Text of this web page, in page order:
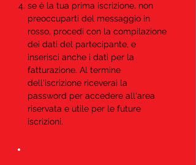
se è la tua prima iscrizione, non
preoccuparti del messaggio in
rosso, procedi con la compilazione
dei dati del partecipante, e
inserisci anche i dati per la
fatturazione. Al termine
dell'iscrizione riceverai la
password per accedere all'area
riservata e utile per le future
iscrizioni.